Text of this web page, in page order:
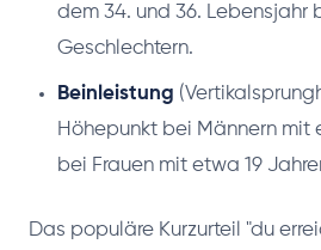
dem 34. und 36. Lebensjahr
Geschlechtern.
Beinleistung
Höhepunkt bei Männern mit
bei Frauen mit etwa 19
Das populäre Kurzurteil "du